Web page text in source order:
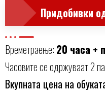
Придобивки
Времетраење: 20 часа +
Часовите се одржуваат 2
Вкупната цена на